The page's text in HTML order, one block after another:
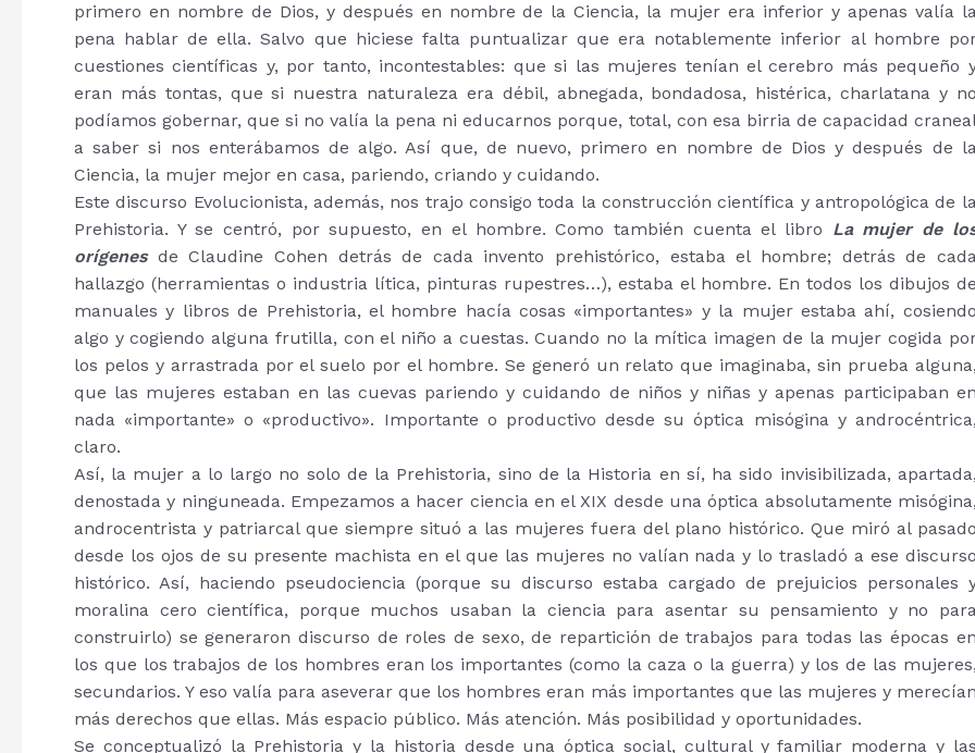
primero en nombre de Dios, y después en nombre de la Ciencia, la mujer era inferior y apenas valía
pena hablar de ella. Salvo que hiciese falta puntualizar que era notablemente inferior al hombre
cuestiones científicas y, por tanto, incontestables: que si las mujeres tenían el cerebro más pequeño
eran más tontas, que si nuestra naturaleza era débil, abnegada, bondadosa, histérica, charlatana y no
podíamos gobernar, que si no valía la pena ni educarnos porque, total, con esa birria de capacidad
a saber si nos enterábamos de algo. Así que, de nuevo, primero en nombre de Dios y después de
Ciencia, la mujer mejor en casa, pariendo, criando y cuidando.
Este discurso Evolucionista, además, nos trajo consigo toda la construcción científica y antropológica de
Prehistoria. Y se centró, por supuesto, en el hombre. Como también cuenta el libro La mujer de
orígenesde Claudine Cohen detrás de cada invento prehistórico, estaba el hombre; detrás de
hallazgo (herramientas o industria lítica, pinturas rupestres…), estaba el hombre. En todos los dibujos de
manuales y libros de Prehistoria, el hombre hacía cosas «importantes» y la mujer estaba ahí, cosiendo
algo y cogiendo alguna frutilla, con el niño a cuestas. Cuando no la mítica imagen de la mujer cogida
los pelos y arrastrada por el suelo por el hombre. Se generó un relato que imaginaba, sin prueba alguna,
que las mujeres estaban en las cuevas pariendo y cuidando de niños y niñas y apenas participaban en
nada «importante» o «productivo». Importante o productivo desde su óptica misógina y androcéntrica,
claro.
Así, la mujer a lo largo no solo de la Prehistoria, sino de la Historia en sí, ha sido invisibilizada, apartada,
denostada y ninguneada. Empezamos a hacer ciencia en el XIX desde una óptica absolutamente misógina,
androcentrista y patriarcal que siempre situó a las mujeres fuera del plano histórico. Que miró al pasado
desde los ojos de su presente machista en el que las mujeres no valían nada y lo trasladó a ese discurso
histórico. Así, haciendo pseudociencia (porque su discurso estaba cargado de prejuicios personales
moralina cero científica, porque muchos usaban la ciencia para asentar su pensamiento y no
construirlo) se generaron discurso de roles de sexo, de repartición de trabajos para todas las épocas en
los que los trabajos de los hombres eran los importantes (como la caza o la guerra) y los de las mujeres,
secundarios. Y eso valía para aseverar que los hombres eran más importantes que las mujeres y merecían
más derechos que ellas. Más espacio público. Más atención. Más posibilidad y oportunidades.
Se conceptualizó la Prehistoria y la historia desde una óptica social, cultural y familiar moderna y las